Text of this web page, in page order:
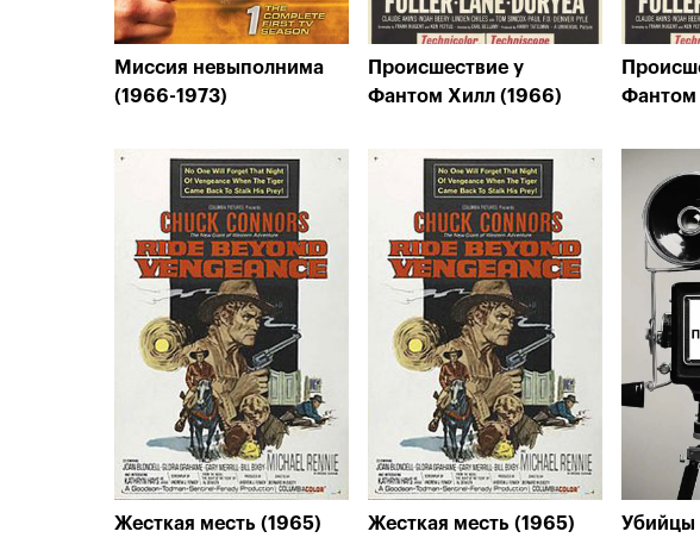
Миссия невыполнима
(1966-1973)
Происшествие у
Фантом Хилл (1966)
Фантом
Жесткая месть (1965) Жесткая месть (1965) Убийцы